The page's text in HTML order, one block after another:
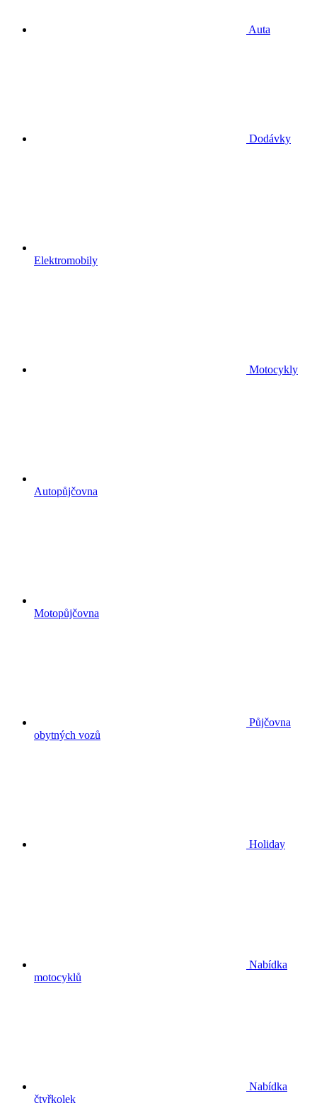
Auta
Dodávky
Elektromobily
Motocykly
Autopůjčovna
Motopůjčovna
Půjčovna
obytných vozů
Holiday
Nabídka
motocyklů
Nabídka
čtyřkolek